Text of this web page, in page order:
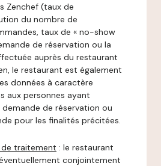
Zenchef (taux de
du nombre de
taux de « no-show
de réservation ou la
auprès du restaurant
le restaurant est également
données à caractère
aux personnes ayant
de réservation ou
pour les finalités précitées.
de traitement : le restaurant
conjointement